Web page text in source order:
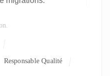
Responsable Qualité